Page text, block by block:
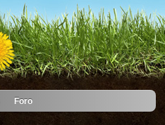
Foro